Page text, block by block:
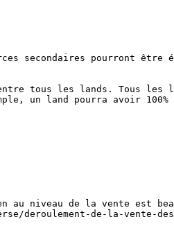
secondaires pourront
tous les lands. Tous les
un land pourra avoir 100%
au niveau de la vente est
deroulement-de-la-vente-